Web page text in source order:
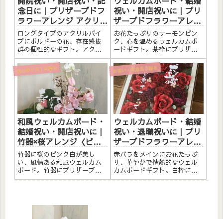
念日に｜プリザーブドフ
ラワーアレンジ アクリル
パイプロング〈ボルド
ー〉文字入れ
ロングタイプのアクリルパイ
プにボルドーの花、存在感抜
群の個性的なギフト。アクリ
ル枠にプリザーブドフラワー
と素材をたっぷりアレンジし
ました。アクリルプレートへ
のメッセージ入れ無料。自立
するので壁かけでも置き型で
も飾れます。こんな方へ開院
祝い・...
祝い・開店祝いに｜プリ
ザーブドフラワーアレン
ジ 茶枠〈サーモンピン
ク〉文字入れ
お花たっぷりのサーモンピン
ク、心を温めるウェルカムボ
ードギフト。茶枠にプリザー
ブドフラワーと造花をたっぷ
りアレンジしました。アクリ
ルプレートへのメッセージ入
れ無料。自立するので壁かけ
でも置き型でも飾れます。こ
んな方へウェルカムボードと
して結...
和のテイストを贈る
和風ウェルカムボード・
結婚祝い・開店祝いに｜
竹器×桜アレンジ〈ピン
ク白〉文字入れ
竹器に桜のピンク白が美し
い、風情ある和風ウェルカム
ボード。竹器にプリザーブド
フラワーと素材をたっぷりア
お祝い・記念日に贈る
ウェルカムボード・結婚
祝い・退職祝いに｜プリ
ザーブドフラワーアレン
ジ 白枠〈赤バラ〉文字入
れ
赤バラをメインにお花たっぷ
り、華やかで情熱的なウェル
カムボードギフト。白枠にプ
リザーブドフラワーと造花を